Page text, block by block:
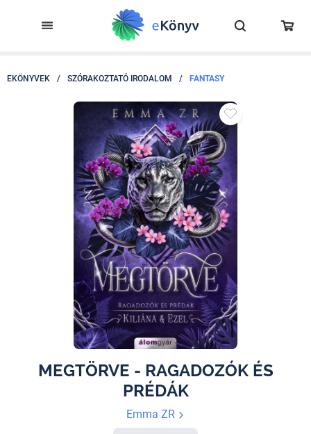
EKÖNYVEK / SZÓRAKOZTATÓ IRODALOM / FANTASY
MEGTÖRVE - RAGADOZÓK ÉS
PRÉDÁK
Emma ZR